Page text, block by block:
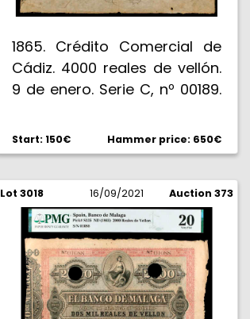
1865. Crédito Comercial de
Cádiz. 4000 reales de vellón.
9 de enero. Serie C, nº 00189.
manuscritas. 4 pequeños
taladros. Encapsulado por
PMG como Choice Fine 15.
Muy escaso. BC+.
Start: 150€ Hammer price: 650€
Lot 3018 16/09/2021 Auction 373